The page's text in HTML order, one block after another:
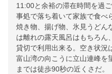
11:00と余裕の滞在時間を過
事処で落ち着いて家族で食べ
焼き物、揚げ物、氷見うどん
は離れの露天風呂はもちろん
貸切で利用出来る。空き状況
富山湾の向こうに立山連峰を
までは徒歩90秒の近くさだ。